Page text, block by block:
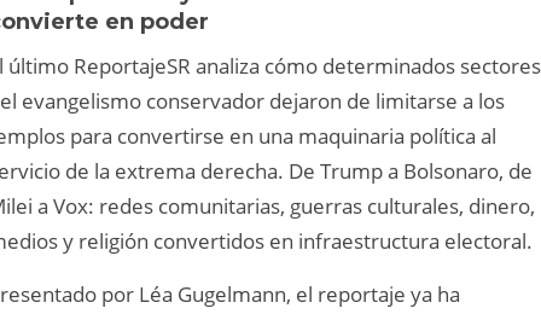
en poder
último ReportajeSR analiza cómo determinados sectores
evangelismo conservador dejaron de limitarse a los
para convertirse en una maquinaria política al
de la extrema derecha. De Trump a Bolsonaro, de
a Vox: redes comunitarias, guerras culturales, dinero,
y religión convertidos en infraestructura electoral.
por Léa Gugelmann, el reportaje ya ha